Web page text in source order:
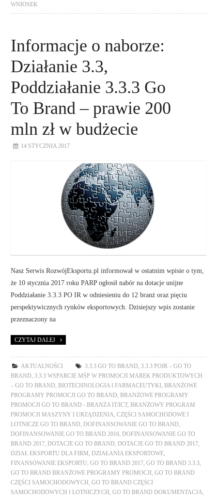
WNIOSEK
Informacje o naborze:
Działanie 3.3,
Poddziałanie 3.3.3 Go
To Brand – prawie 200
mln zł w budżecie
14 STYCZNIA 2017
Nasz Serwis RozwójEksportu.pl informował w ostatnim wpisie o tym,
że 10 stycznia 2017 roku PARP ogłosił nabór na dotacje unijne
Poddziałanie 3.3.3 PO IR w odniesieniu do 12 branż oraz pięciu
perspektywicznych rynków eksportowych. Dzisiejszy wpis zostanie
przeznaczony na
CZYTAJ DALEJ
AKTUALNOŚCI 3.3.3 GO TO BRAND ,3.3.3 POIR – GO TO
BRAND ,3.3.3 WSPARCIE MŚP W PROMOCJI MAREK PRODUKTOWYCH
– GO TO BRAND
BIOTECHNOLOGIA I FARMACEUTYKI
BRANŻOWE
PROGRAMY PROMOCJI GO TO BRAND
BRANŻOWE PROGRAMY
PROMOCJI GO TO BRAND - BRANŻA IT/ICT, BRANŻOWY PROGRAM
PROMOCJI MASZYNY I URZĄDZENIA ,CZĘŚCI SAMOCHODOWE I
LOTNICZE GO TO BRAND
DOFINANSOWANIE GO TO BRAND
DOFINANSOWANIE GO TO BRAND 2016
DOFINANSOWANIE GO TO
BRAND 2017
DOTACJE GO TO BRAND DOTACJE GO TO BRAND 2017
DZIAŁ EKSPORTU DLA FIRM
DZIAŁANIA EKSPORTOWE
FINANSOWANIE EKSPORTU ,GO TO BRAND 2017 ,GO TO BRAND 3.3.3
GO TO BRAND BRANŻOWE PROGRAMY PROMOCJI
,GO TO BRAND
CZĘŚCI SAMOCHODOWYCH
,GO TO BRAND CZĘŚCI
SAMOCHODOWYCH I LOTNICZYCH
,GO TO BRAND DOKUMENTACJA